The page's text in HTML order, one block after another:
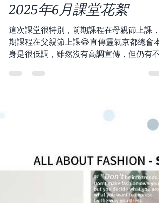
期課程在父親節上課😂直傳靈氣京都總會本
身是很低調，雖然沒有高調宣傳，但仍有不
人願意學習，我想因為它的簡樸實用本身已
最好的宣傳，因此我也很感謝多年來學生的